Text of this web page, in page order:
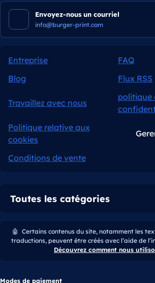
Envoyez-nous un courriel
info@burger-print.com
Entreprise
FAQ
Blog
Flux RSS
Travaillez avec nous
politique
Politique relative aux
cookies
Conditions de vente
Toutes les catégories
🤖 Certains contenus du site, notamment les
traductions, peuvent être créés avec l’aide de
Découvrez comment nous
Modes de paiement